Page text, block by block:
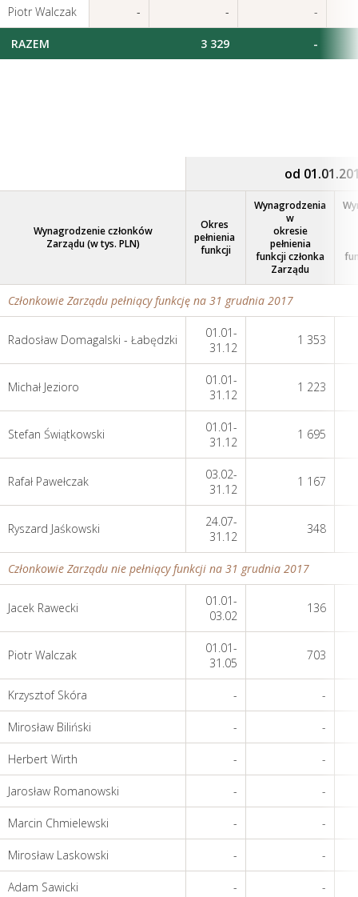
Piotr Walczak - - -
RAZEM 3 329 -
od
Wynagrodzenie członków
Zarządu (w tys. PLN)
Okres
pełnienia
funkcji
Wynagrodzenia
w
okresie
pełnienia
funkcji członka
Zarządu
Członkowie Zarządu pełniący funkcję na 31 grudnia 2017
Radosław Domagalski - Łabędzki
01.01-
31.12
1 353
Michał Jezioro
01.01-
31.12
1 223
Stefan Świątkowski
01.01-
31.12
1 695
Rafał Pawełczak
03.02-
31.12
1 167
Ryszard Jaśkowski
24.07-
31.12
348
Członkowie Zarządu nie pełniący funkcji na 31 grudnia 2017
Jacek Rawecki
01.01-
03.02
136
Piotr Walczak
01.01-
31.05
703
Krzysztof Skóra - -
Mirosław Biliński - -
Herbert Wirth - -
Jarosław Romanowski - -
Marcin Chmielewski - -
Mirosław Laskowski - -
Adam Sawicki - -